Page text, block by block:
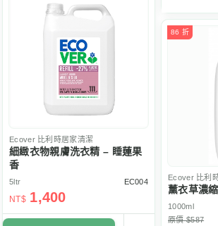
Ecover比利時居家清潔
細緻衣物親膚洗衣精 – 睡蓮果
香
5ltr EC004
NT$ 1,400
86 折
Ecover比利
薰衣草濃
1000ml
原價 $587